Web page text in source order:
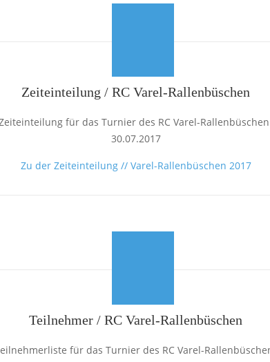
Zeiteinteilung / RC Varel-Rallenbüschen
für das Turnier des RC Varel-
30.07.2017
Zu der Zeiteinteilung // Varel-Rallenbüschen 2017
Teilnehmer / RC Varel-Rallenbüschen
für das Turnier des RC Varel-